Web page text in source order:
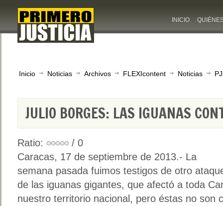
INICIO
Inicio Noticias Archivos FLEXIcontent Noticias
JULIO BORGES: LAS IGUANAS
Ratio:
/ 0
Caracas, 17 de septiembre de 2013.- La
semana pasada fuimos testigos de otro
de las iguanas gigantes, que afectó a toda
nuestro territorio nacional, pero éstas no son